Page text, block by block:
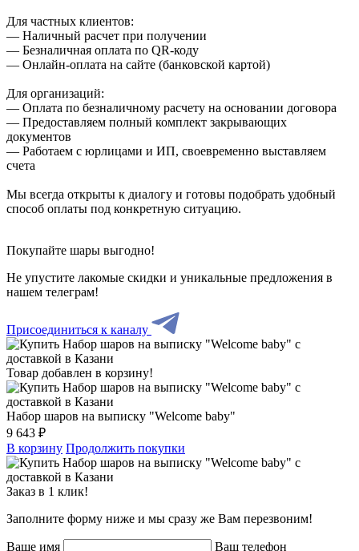
Для частных клиентов:
— Наличный расчет при получении
— Безналичная оплата по QR-коду
— Онлайн-оплата на сайте (банковской картой)
Для организаций:
— Оплата по безналичному расчету на основании договора
— Предоставляем полный комплект закрывающих
документов
— Работаем с юрлицами и ИП, своевременно выставляем
счета
Мы всегда открыты к диалогу и готовы подобрать удобный
способ оплаты под конкретную ситуацию.
Покупайте шары выгодно!
Не упустите лакомые скидки и уникальные предложения в
нашем телеграм!
Присоединиться к каналу
Товар добавлен в корзину!
Набор шаров на выписку "Welcome baby"
9 643 ₽
В корзину Продолжить покупки
Заказ в 1 клик!
Заполните форму ниже и мы сразу же Вам перезвоним!
Ваше имя Ваш телефон